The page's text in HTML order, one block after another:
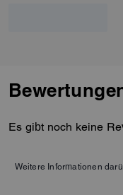
Es gibt noch keine
Weitere Informationen